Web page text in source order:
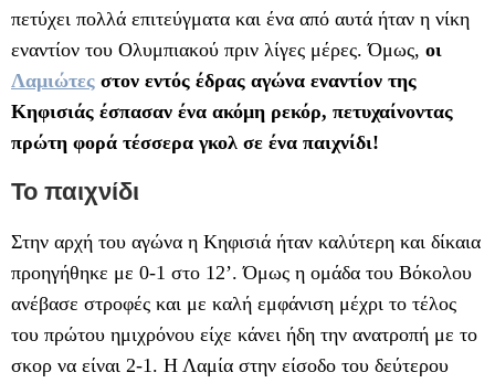
πετύχει πολλά επιτεύγματα και ένα από αυτά ήταν η νίκη
εναντίον του Ολυμπιακού πριν λίγες μέρες. Όμως, οι
Λαμιώτες στον εντός έδρας αγώνα εναντίον της
Κηφισιάς έσπασαν ένα ακόμη ρεκόρ, πετυχαίνοντας
πρώτη φορά τέσσερα γκολ σε ένα παιχνίδι!
Το παιχνίδι
Στην αρχή του αγώνα η Κηφισιά ήταν καλύτερη και δίκαια
προηγήθηκε με 0-1 στο 12’. Όμως η ομάδα του Βόκολου
ανέβασε στροφές και με καλή εμφάνιση μέχρι το τέλος
του πρώτου ημιχρόνου είχε κάνει ήδη την ανατροπή με το
σκορ να είναι 2-1. Η Λαμία στην είσοδο του δεύτερου